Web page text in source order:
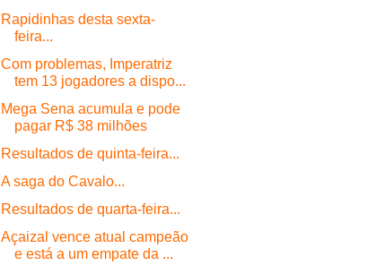
Rapidinhas desta sexta-
feira...
Com problemas, Imperatriz
tem 13 jogadores a dispo...
Mega Sena acumula e pode
pagar R$ 38 milhões
Resultados de quinta-feira...
A saga do Cavalo...
Resultados de quarta-feira...
Açaizal vence atual campeão
e está a um empate da ...